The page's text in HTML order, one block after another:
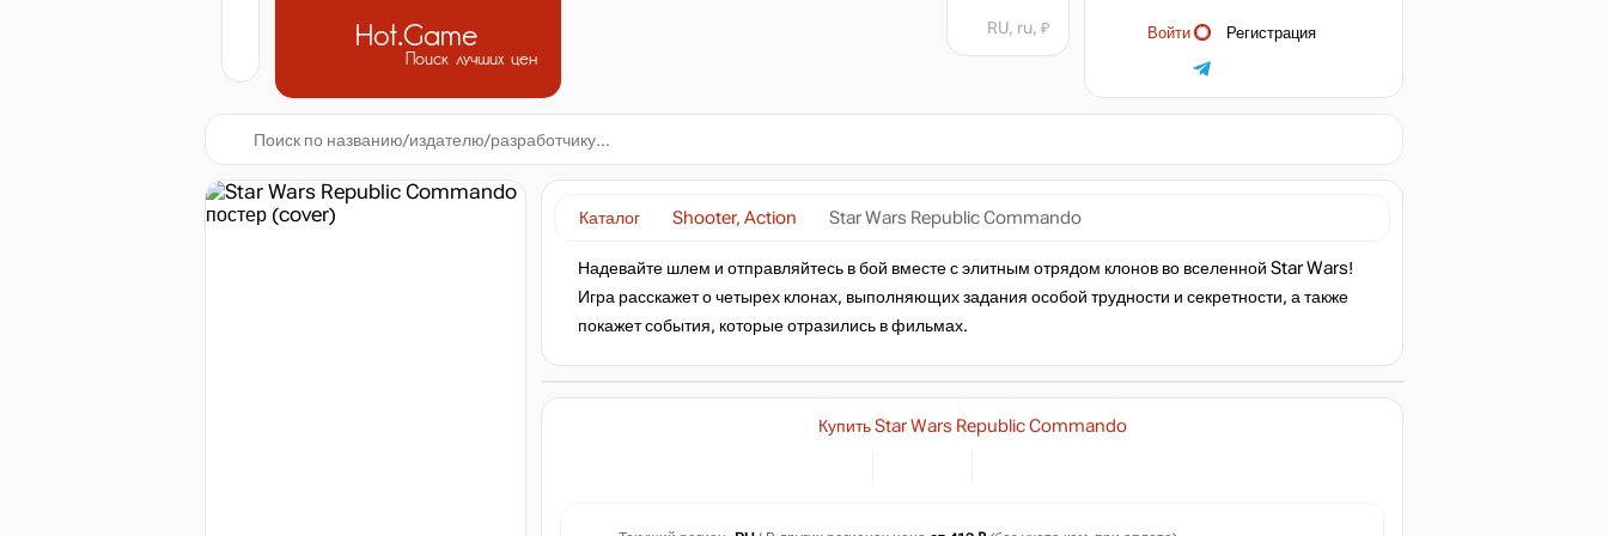
Hot.Game
Поиск лучших цен
Войти Регистрация
RU, ru, ₽
Каталог Shooter, Action Star Wars Republic Commando
Надевайте шлем и отправляйтесь в бой вместе с элитным отрядом клонов во вселенной Star Wars!
Игра расскажет о четырех клонах, выполняющих задания особой трудности и секретности, а также
покажет события, которые отразились в фильмах.
Купить Star Wars Republic Commando